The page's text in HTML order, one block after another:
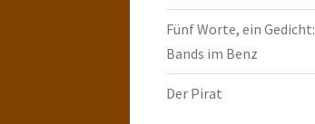
Fünf Worte, ein Gedicht:
Bands im Benz
Der Pirat